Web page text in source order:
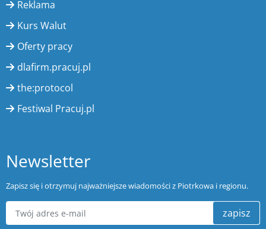
Reklama
Kurs Walut
Oferty pracy
dlafirm.pracuj.pl
the:protocol
Festiwal Pracuj.pl
Newsletter
Zapisz się i otrzymuj najważniejsze wiadomości z Piotrkowa i regionu.
zapisz